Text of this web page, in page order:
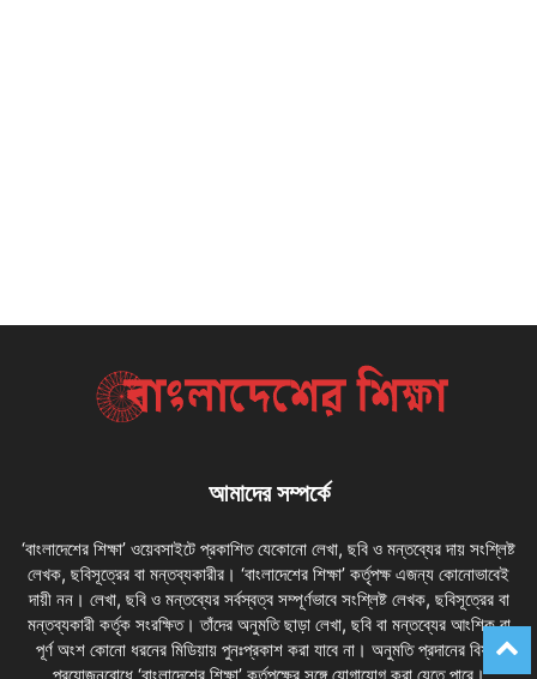
আমাদের সম্পর্কে
‘বাংলাদেশের শিক্ষা’ ওয়েবসাইটে প্রকাশিত যেকোনো লেখা, ছবি ও মন্তব্যের দায় সংশ্লিষ্ট
লেখক, ছবিসূত্রের বা মন্তব্যকারীর। ‘বাংলাদেশের শিক্ষা’ কর্তৃপক্ষ এজন্য কোনোভাবেই
দায়ী নন। লেখা, ছবি ও মন্তব্যের সর্বস্বত্ব সম্পূর্ণভাবে সংশ্লিষ্ট লেখক, ছবিসূত্রের বা
মন্তব্যকারী কর্তৃক সংরক্ষিত। তাঁদের অনুমতি ছাড়া লেখা, ছবি বা মন্তব্যের আংশিক বা
পূর্ণ অংশ কোনো ধরনের মিডিয়ায় পুনঃপ্রকাশ করা যাবে না। অনুমতি প্রদানের বিষয়ে